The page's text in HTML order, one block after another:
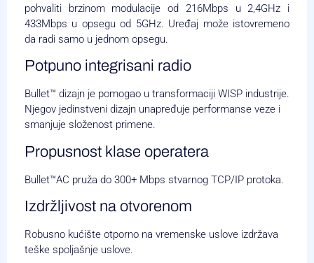
pohvaliti brzinom modulacije od 216Mbps u 2,4GHz i
433Mbps u opsegu od 5GHz. Uređaj može istovremeno
da radi samo u jednom opsegu.
Potpuno integrisani radio
Bullet™ dizajn je pomogao u transformaciji WISP industrije.
Njegov jedinstveni dizajn unapređuje performanse veze i
smanjuje složenost primene.
Propusnost klase operatera
Bullet™AC pruža do 300+ Mbps stvarnog TCP/IP protoka.
Izdržljivost na otvorenom
Robusno kućište otporno na vremenske uslove izdržava
teške spoljašnje uslove.